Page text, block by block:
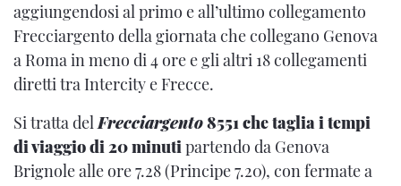
aggiungendosi al primo e all’ultimo collegamento
Frecciargento della giornata che collegano Genova
a Roma in meno di 4 ore e gli altri 18 collegamenti
diretti tra Intercity e Frecce.
Si tratta delFrecciargento8551 che taglia i tempi
di viaggio di 20 minutipartendo da Genova
Brignole alle ore 7.28 (Principe 7.20), con fermate a